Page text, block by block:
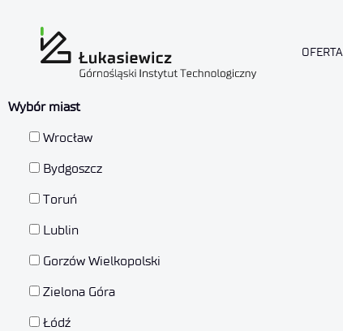
OFERTA
Wybór miast
Wrocław
Bydgoszcz
Toruń
Lublin
Gorzów Wielkopolski
Zielona Góra
Łódź